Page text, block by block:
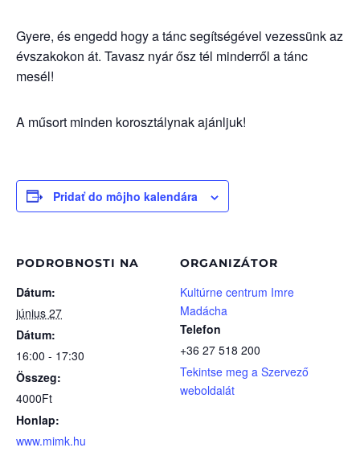
Gyere, és engedd hogy a tánc segítségével vezessünk az
évszakokon át. Tavasz nyár ősz tél minderről a tánc
mesél!
A műsort minden korosztálynak ajánljuk!
Pridať do môjho kalendára
PODROBNOSTI NA
Dátum:
június 27
Dátum:
16:00 - 17:30
Összeg:
4000Ft
Honlap:
www.mimk.hu
ORGANIZÁTOR
Kultúrne centrum Imre
Madácha
Telefon
+36 27 518 200
Tekintse meg a Szervező
weboldalát